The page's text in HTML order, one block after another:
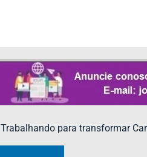
Trabalhando para transformar